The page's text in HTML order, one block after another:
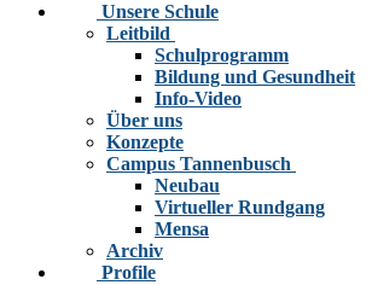
Unsere Schule
Leitbild
Schulprogramm
Bildung und Gesundheit
Info-Video
Über uns
Konzepte
Campus Tannenbusch
Neubau
Virtueller Rundgang
Mensa
Archiv
Profile